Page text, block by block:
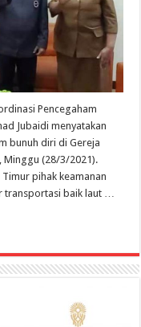
Pencegaham
Jubaidi menyatakan
bunuh diri di Gereja
Minggu (28/3/2021).
Timur pihak keamanan
transportasi baik laut …